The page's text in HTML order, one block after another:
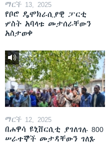
ማርች 13, 2025
የቦሮ ዴሞክራሲያዊ ፓርቲ
ሦስት አባላቱ መታሰራቸውን
አስታወቀ
ማርች 12, 2025
በሐዋሳ ዩኒቨርሲቲ ያገለገሉ 800
ሠራተኞች መታዳቸውን ገለጹ